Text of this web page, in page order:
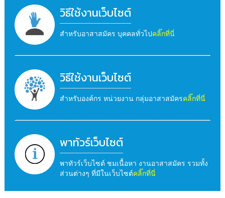
วิธีใช้งานเว็บไซต์
สำหรับอาสาสมัคร บุคคลทั่วไปคลิ๊กที่นี่
วิธีใช้งานเว็บไซต์
สำหรับองค์กร หน่วยงาน กลุ่มอาสาสมัครคลิ๊กที่นี่
พาทัวร์เว็บไซต์
พาทัวร์เว็บไซต์ ชมเนื้อหา งานอาสาสมัคร รวมทั้ง
ส่วนต่างๆ ที่มีในเว็บไซต์คลิ๊กที่นี่